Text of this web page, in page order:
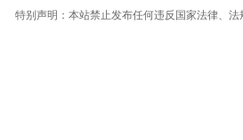
特别声明：本站禁止发布任何违反国家法律、